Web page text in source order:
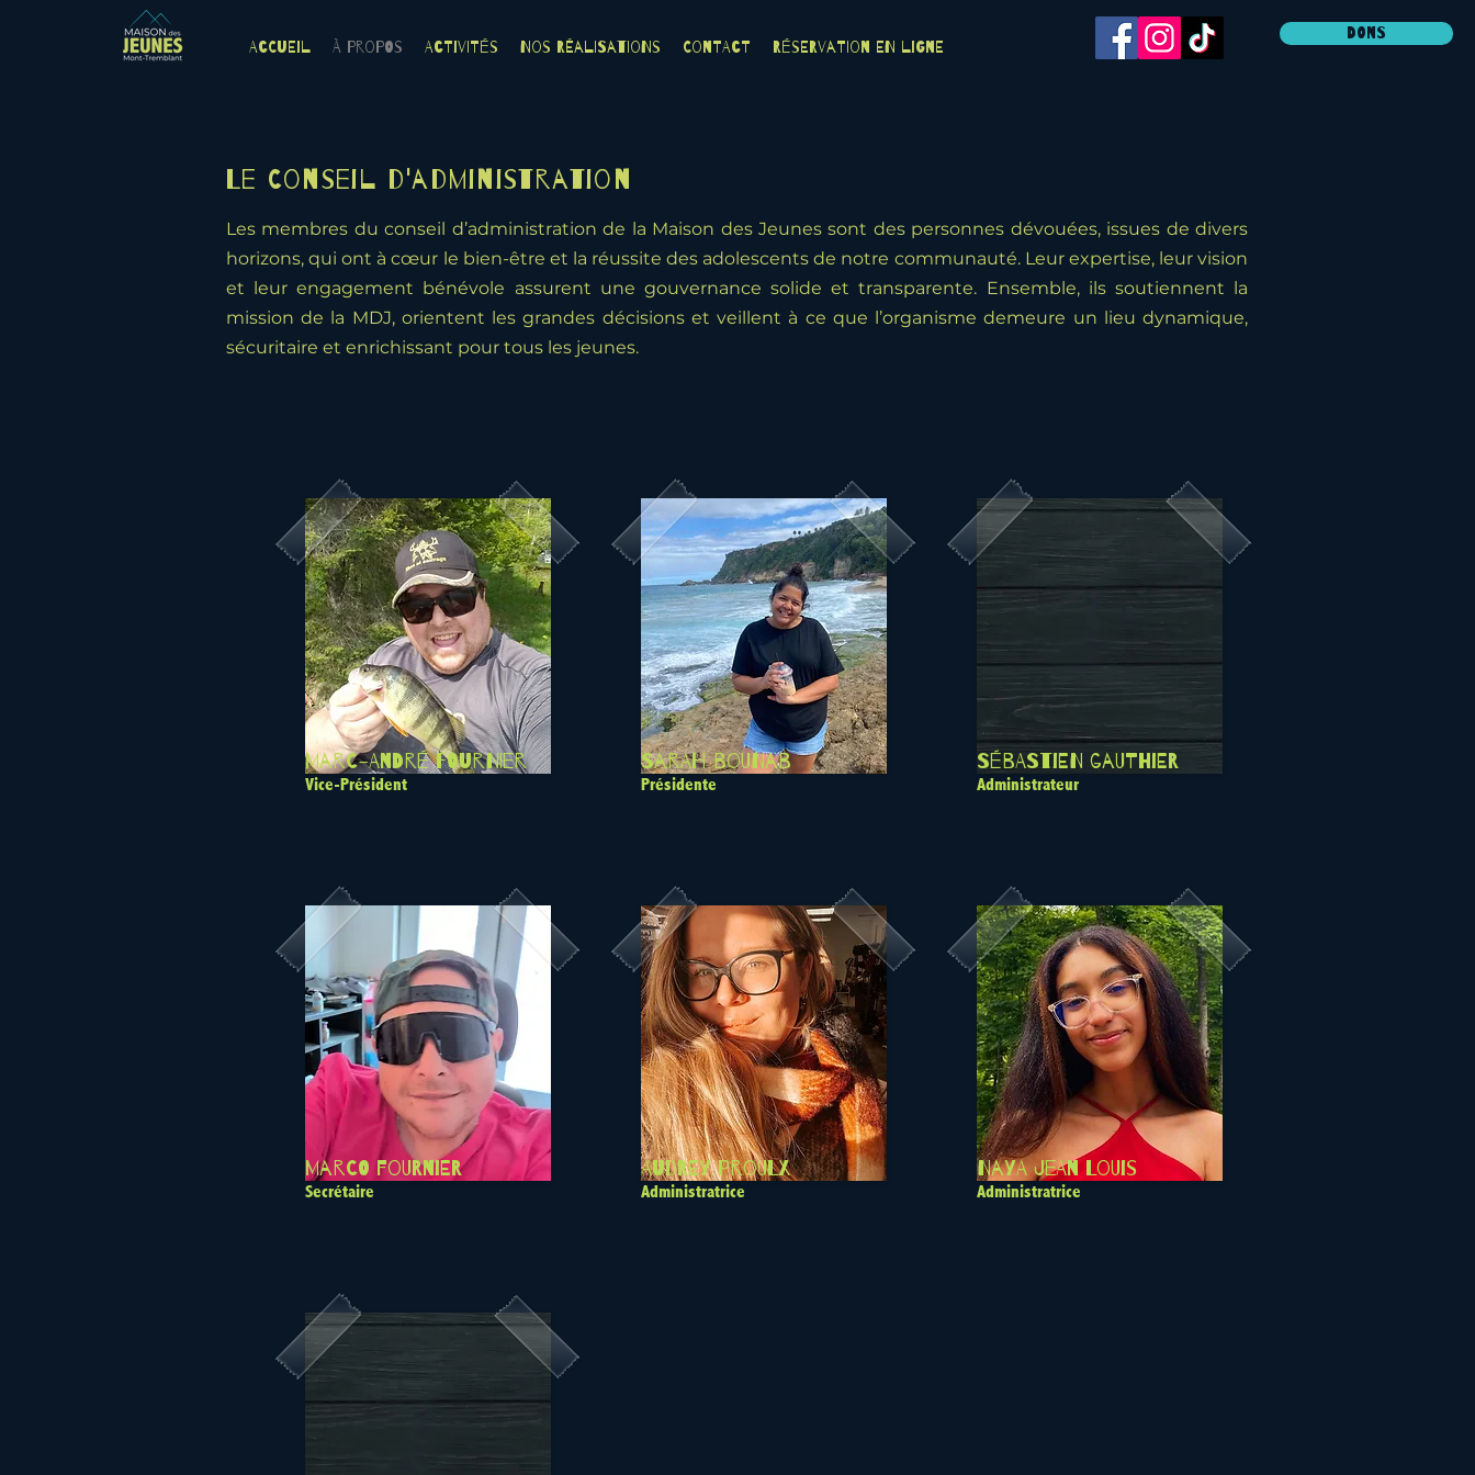
DONS
Accueil À Propos Activités Nos Réalisations Contact Réservation en ligne
Le Conseil d'administration
Les membres du conseil d’administration de la Maison des Jeunes sont des personnes dévouées, issues de divers
horizons, qui ont à cœur le bien-être et la réussite des adolescents de notre communauté. Leur expertise, leur vision
et leur engagement bénévole assurent une gouvernance solide et transparente. Ensemble, ils soutiennent la
mission de la MDJ, orientent les grandes décisions et veillent à ce que l’organisme demeure un lieu dynamique,
sécuritaire et enrichissant pour tous les jeunes.
Marc-André Fournier
Vice-Président
Marco Fournier
Secrétaire
Sarah Bounab
Présidente
Audrey Proulx
Administratrice
Sébastien Gauthier
Administrateur
Naya Jean Louis
Administratrice